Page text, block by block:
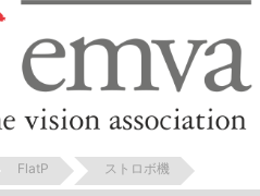
FlatP ストロボ機